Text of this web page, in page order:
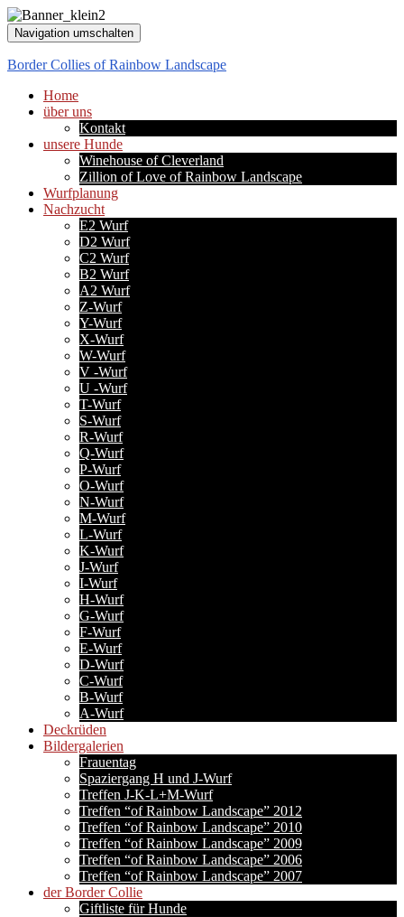
Navigation umschalten
Border Collies of Rainbow Landscape
Home
über uns
Kontakt
unsere Hunde
Winehouse of Cleverland
Zillion of Love of Rainbow Landscape
Wurfplanung
Nachzucht
E2 Wurf
D2 Wurf
C2 Wurf
B2 Wurf
A2 Wurf
Z-Wurf
Y-Wurf
X-Wurf
W-Wurf
V -Wurf
U -Wurf
T-Wurf
S-Wurf
R-Wurf
Q-Wurf
P-Wurf
O-Wurf
N-Wurf
M-Wurf
L-Wurf
K-Wurf
J-Wurf
I-Wurf
H-Wurf
G-Wurf
F-Wurf
E-Wurf
D-Wurf
C-Wurf
B-Wurf
A-Wurf
Deckrüden
Bildergalerien
Frauentag
Spaziergang H und J-Wurf
Treffen J-K-L+M-Wurf
Treffen “of Rainbow Landscape” 2012
Treffen “of Rainbow Landscape” 2010
Treffen “of Rainbow Landscape” 2009
Treffen “of Rainbow Landscape” 2006
Treffen “of Rainbow Landscape” 2007
der Border Collie
Giftliste für Hunde